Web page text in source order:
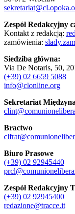
Zespół Redakcyjny
Kontakt z redakcją:
zamówienia:
Siedziba główna:
Via De Notaris, 50,
(+39) 02 6659 5088
info@clonline.org
Sekretariat
Bractwo
Biuro Prasowe
(+39) 02 92945440
Zespół Redakcyjny
(+39) 02 92945400
redazione@tracce.it